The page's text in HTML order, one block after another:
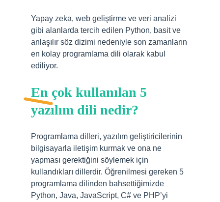
Yapay zeka, web geliştirme ve veri analizi
gibi alanlarda tercih edilen Python, basit ve
anlaşılır söz dizimi nedeniyle son zamanların
en kolay programlama dili olarak kabul
ediliyor.
En çok kullanılan 5
yazılım dili nedir?
Programlama dilleri, yazılım geliştiricilerinin
bilgisayarla iletişim kurmak ve ona ne
yapması gerektiğini söylemek için
kullandıkları dillerdir. Öğrenilmesi gereken 5
programlama dilinden bahsettiğimizde
Python, Java, JavaScript, C# ve PHP’yi